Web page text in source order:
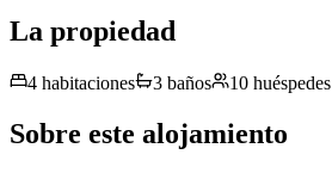
La propiedad
4 habitaciones 3 baños 10 huéspedes
Sobre este alojamiento